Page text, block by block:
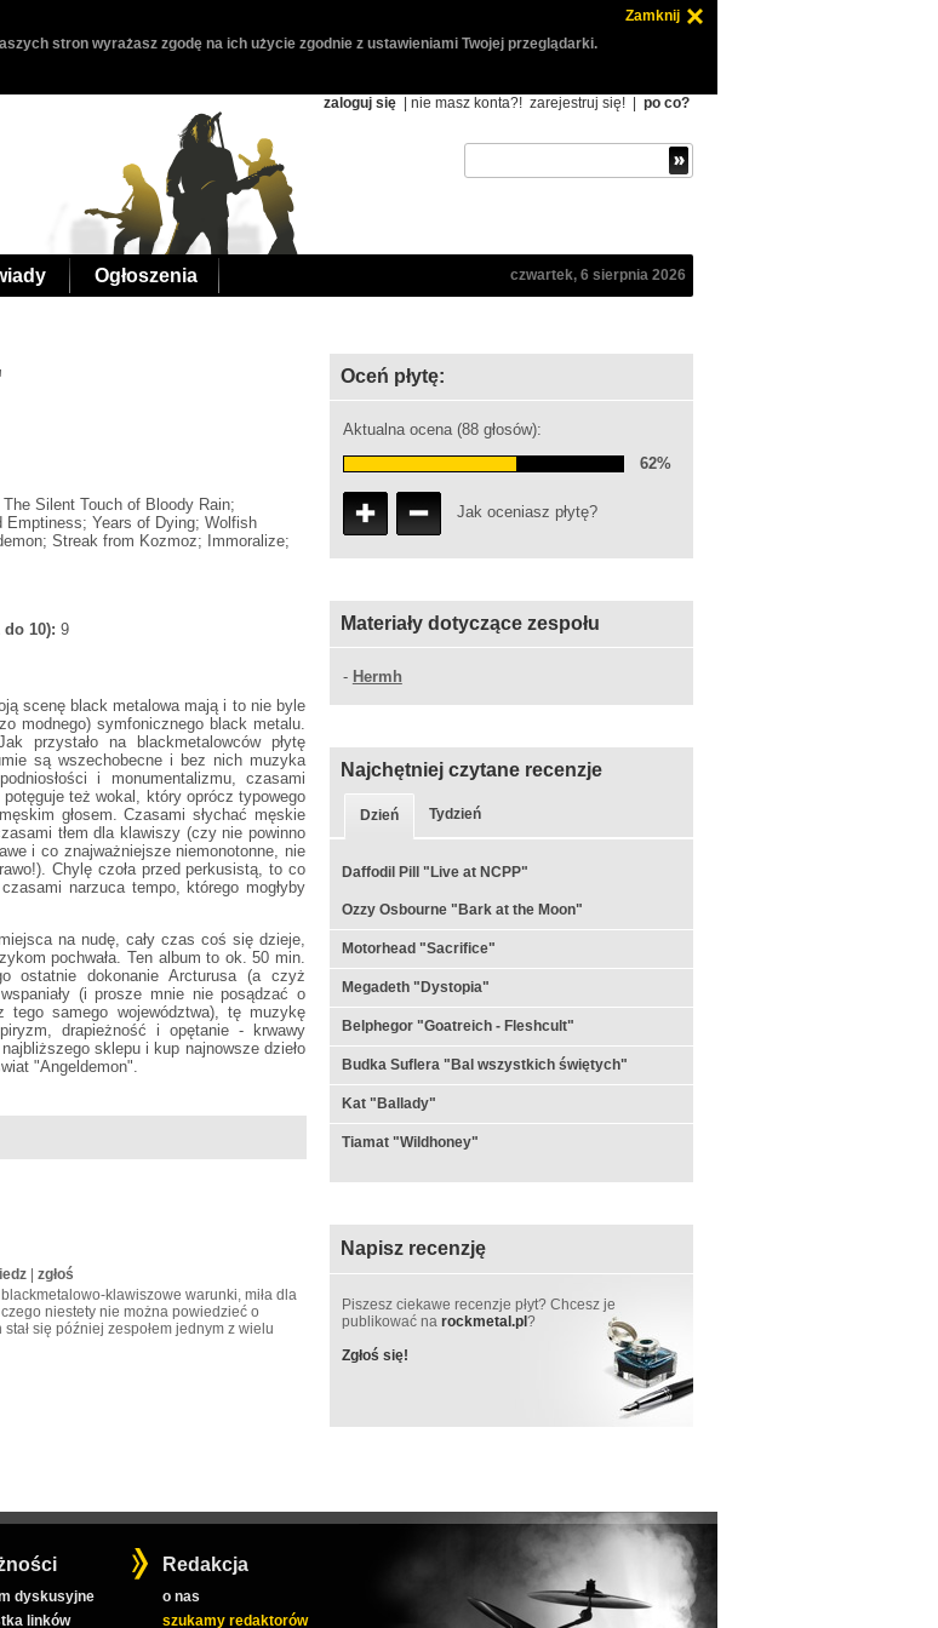
Zamknij
stron wyrażasz zgodę na ich użycie zgodnie z ustawieniami Twojej przeglądarki.
zaloguj się | nie masz konta?! zarejestruj się! po co?
Ogłoszenia czwartek, 6 sierpnia 2026
The Silent Touch of Bloody Rain;
Emptiness; Years of Dying; Wolfish
Streak from Kozmoz; Immoralize;
10): 9
scenę black metalowa mają i to nie byle
modnego) symfonicznego black metalu.
przystało na blackmetalowców płytę
są wszechobecne i bez nich muzyka
i monumentalizmu, czasami
też wokal, który oprócz typowego
głosem. Czasami słychać męskie
tłem dla klawiszy (czy nie powinno
i co znajważniejsze niemonotonne, nie
Chylę czoła przed perkusistą, to co
narzuca tempo, którego mogłyby
na nudę, cały czas coś się dzieje,
pochwała. Ten album to ok. 50 min.
ostatnie dokonanie Arcturusa (a czyż
(i prosze mnie nie posądzać o
samego województwa), tę muzykę
drapieżność i opętanie - krwawy
sklepu i kup najnowsze dzieło
"Angeldemon".
zgłoś
klawiszowe warunki, miła dla
niestety nie można powiedzieć o
się później zespołem jednym z wielu
Oceń płytę:
Aktualna ocena (88 głosów):
62%
Jak oceniasz płytę?
Materiały dotyczące zespołu
- Hermh
Najchętniej czytane recenzje
Dzień Tydzień
Daffodil Pill "Live at NCPP"
Ozzy Osbourne "Bark at the Moon"
Motorhead "Sacrifice"
Megadeth "Dystopia"
Belphegor "Goatreich - Fleshcult"
Budka Suflera "Bal wszystkich świętych"
Kat "Ballady"
Tiamat "Wildhoney"
Napisz recenzję
Piszesz ciekawe recenzje płyt? Chcesz je
publikować na rockmetal.pl ?
Zgłoś się!
dyskusyjne
linków
Redakcja
o nas
szukamy redaktorów